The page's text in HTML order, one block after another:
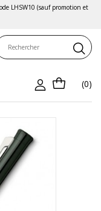
LHSW10 (sauf promotion et
(0)